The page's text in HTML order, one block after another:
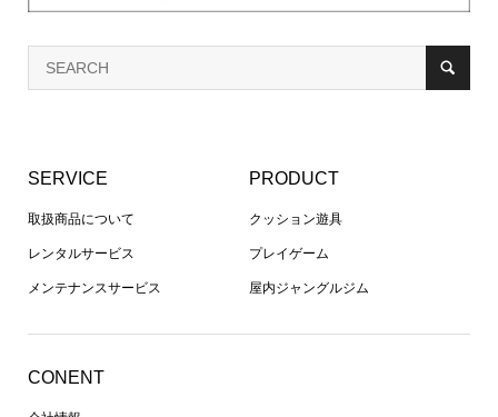
SERVICE
取扱商品について
レンタルサービス
メンテナンスサービス
PRODUCT
クッション遊具
プレイゲーム
屋内ジャングルジム
CONENT